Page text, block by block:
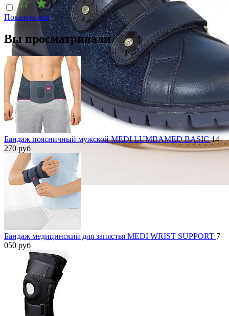
Показать все
Вы просматривали
Бандаж поясничный мужской MEDI LUMBAMED BASIC14
270 руб
Бандаж медицинский для запястья MEDI WRIST SUPPORT 7
050 руб